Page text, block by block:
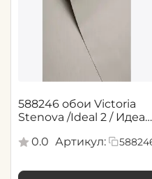
588246 обои Victoria
Stenova /Ideal 2 / Идеал
0.0 Артикул: